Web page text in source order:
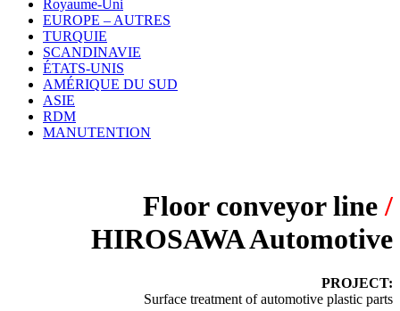
Royaume-Uni
EUROPE – AUTRES
TURQUIE
SCANDINAVIE
ÉTATS-UNIS
AMÉRIQUE DU SUD
ASIE
RDM
MANUTENTION
Floor conveyor line/
HIROSAWA Automotive
PROJECT:
Surface treatment of automotive plastic parts